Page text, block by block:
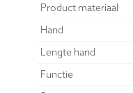
Product materiaal
Hand
Lengte hand
Functie